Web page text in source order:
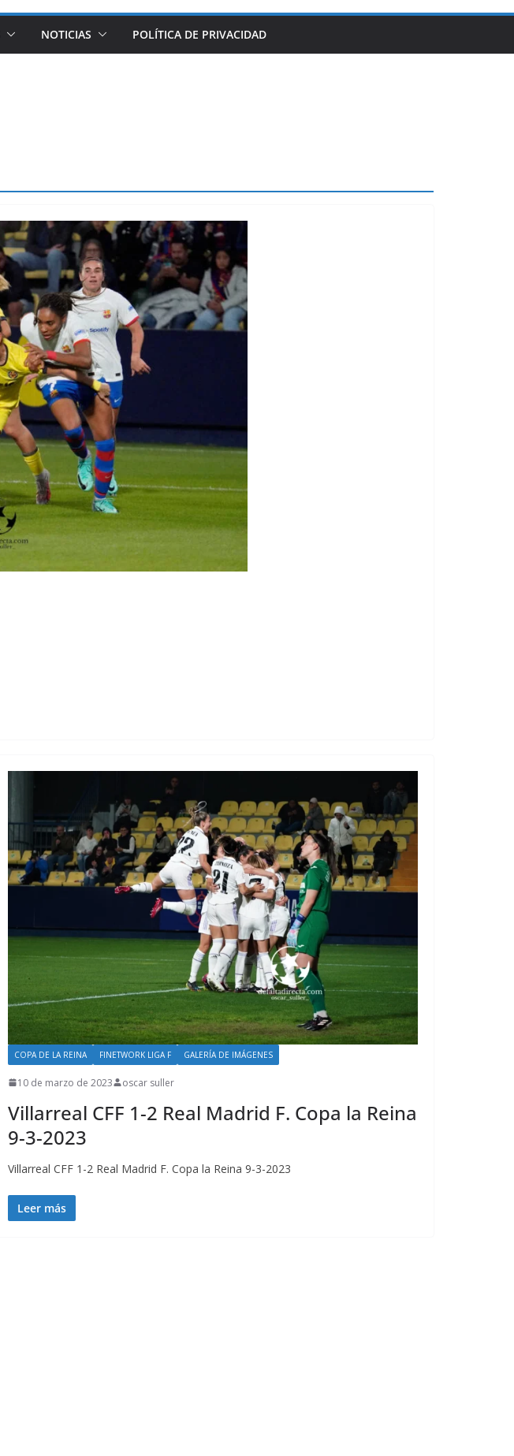
NOTICIAS POLÍTICA DE PRIVACIDAD
COPA DE LA REINA FINETWORK LIGA F GALERÍA DE IMÁGENES
10 de marzo de 2023 oscar suller
Villarreal CFF 1-2 Real Madrid F. Copa la Reina
9-3-2023
Villarreal CFF 1-2 Real Madrid F. Copa la Reina 9-3-2023
Leer más